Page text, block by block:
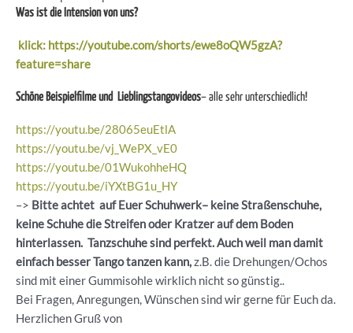
Was ist die Intension von uns?
klick: https://youtube.com/shorts/ewe8oQW5gzA?
feature=share
Schöne Beispielfilme und Lieblingstangovideos– alle sehr unterschiedlich!
https://youtu.be/28065euEtlA
https://youtu.be/vj_WePX_vE0
https://youtu.be/01WukohheHQ
https://youtu.be/iYXtBG1u_HY
–> Bitte achtet auf Euer Schuhwerk– keine Straßenschuhe,
keine Schuhe die Streifen oder Kratzer auf dem Boden
hinterlassen. Tanzschuhe sind perfekt. Auch weil man damit
einfach besser Tango tanzen kann,z.B. die Drehungen/Ochos
sind mit einer Gummisohle wirklich nicht so günstig..
Bei Fragen, Anregungen, Wünschen sind wir gerne für Euch da.
Herzlichen Gruß von